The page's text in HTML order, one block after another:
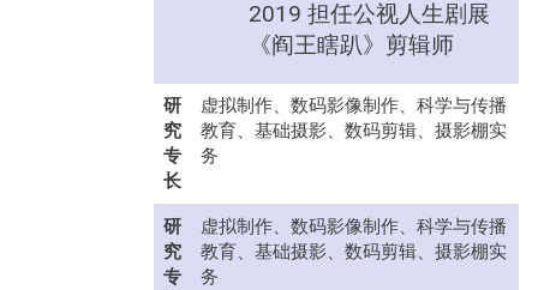
2019 担任公视人生剧展
《阎王瞎趴》剪辑师
研
究
专
长
虚拟制作、数码影像制作、科学与传播
教育、基础摄影、数码剪辑、摄影棚实
务
研
究
专
虚拟制作、数码影像制作、科学与传播
教育、基础摄影、数码剪辑、摄影棚实
务